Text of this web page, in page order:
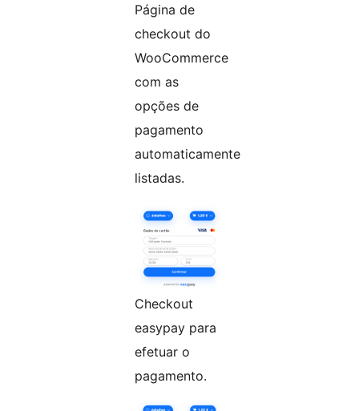
Página de
checkout do
WooCommerce
com as
opções de
pagamento
automaticamente
listadas.
Checkout
easypay para
efetuar o
pagamento.